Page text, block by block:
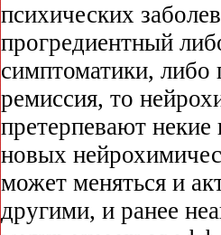
психических
прогредиентный
симптоматики, либо
ремиссия, то
претерпевают
новых
может меняться и
другими, и ранее